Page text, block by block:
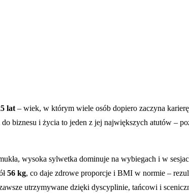
lat – wiek, w którym wiele osób dopiero zaczyna
biznesu i życia to jeden z jej największych atutów –
wysoka sylwetka dominuje na wybiegach i w
56 kg, co daje zdrowe proporcje i BMI w normie –
utrzymywane dzięki dyscyplinie, tańcowi i